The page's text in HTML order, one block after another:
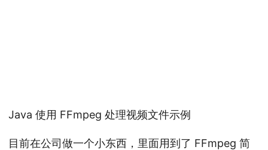
Java 使用 FFmpeg 处理视频文件示例
目前在公司做一个小东西，里面用到了 FFmpeg 简